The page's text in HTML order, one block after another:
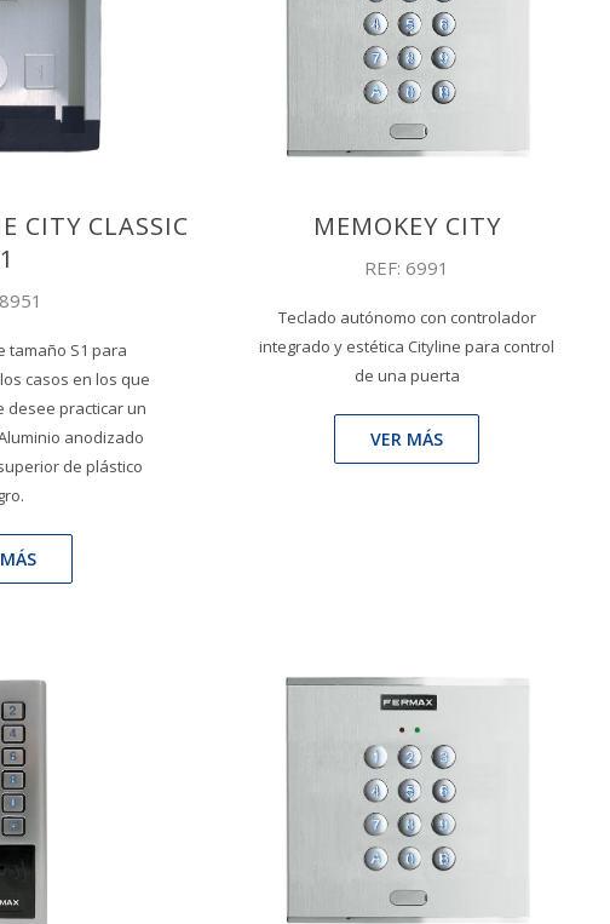
CITY CLASSIC
tamaño S1 para
casos en los que
desee practicar un
anodizado
de plástico
MEMOKEY CITY
REF: 6991
Teclado autónomo con controlador
integrado y estética Cityline para control
de una puerta
VER MÁS